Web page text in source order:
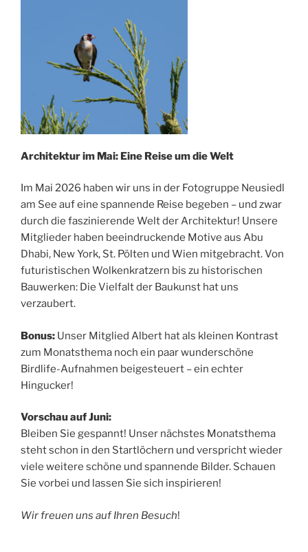
Architektur im Mai: Eine Reise um die Welt
Im Mai 2026 haben wir uns in der Fotogruppe Neusiedl
am See auf eine spannende Reise begeben – und zwar
durch die faszinierende Welt der Architektur! Unsere
Mitglieder haben beeindruckende Motive aus Abu
Dhabi, New York, St. Pölten und Wien mitgebracht. Von
futuristischen Wolkenkratzern bis zu historischen
Bauwerken: Die Vielfalt der Baukunst hat uns
verzaubert.
Bonus: Unser Mitglied Albert hat als kleinen Kontrast
zum Monatsthema noch ein paar wunderschöne
Birdlife-Aufnahmen beigesteuert – ein echter
Hingucker!
Vorschau auf Juni:
Bleiben Sie gespannt! Unser nächstes Monatsthema
steht schon in den Startlöchern und verspricht wieder
viele weitere schöne und spannende Bilder. Schauen
Sie vorbei und lassen Sie sich inspirieren!
Wir freuen uns auf Ihren Besuch!